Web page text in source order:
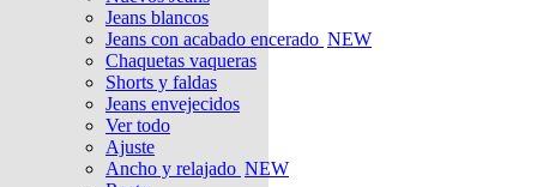
Jeans blancos
Jeans con acabado encerado NEW
Chaquetas vaqueras
Shorts y faldas
Jeans envejecidos
Ver todo
Ajuste
Ancho y relajado NEW